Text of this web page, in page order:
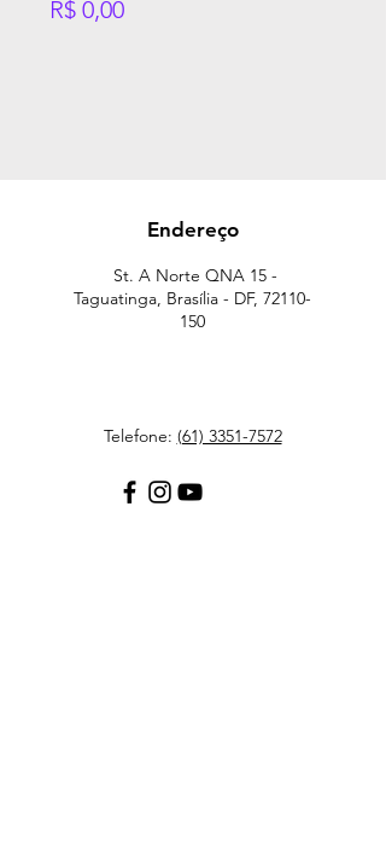
Preço
R$ 0,00
Endereço
St. A Norte QNA 15 -
Taguatinga, Brasília - DF, 72110-
150
Telefone: (61) 3351-7572